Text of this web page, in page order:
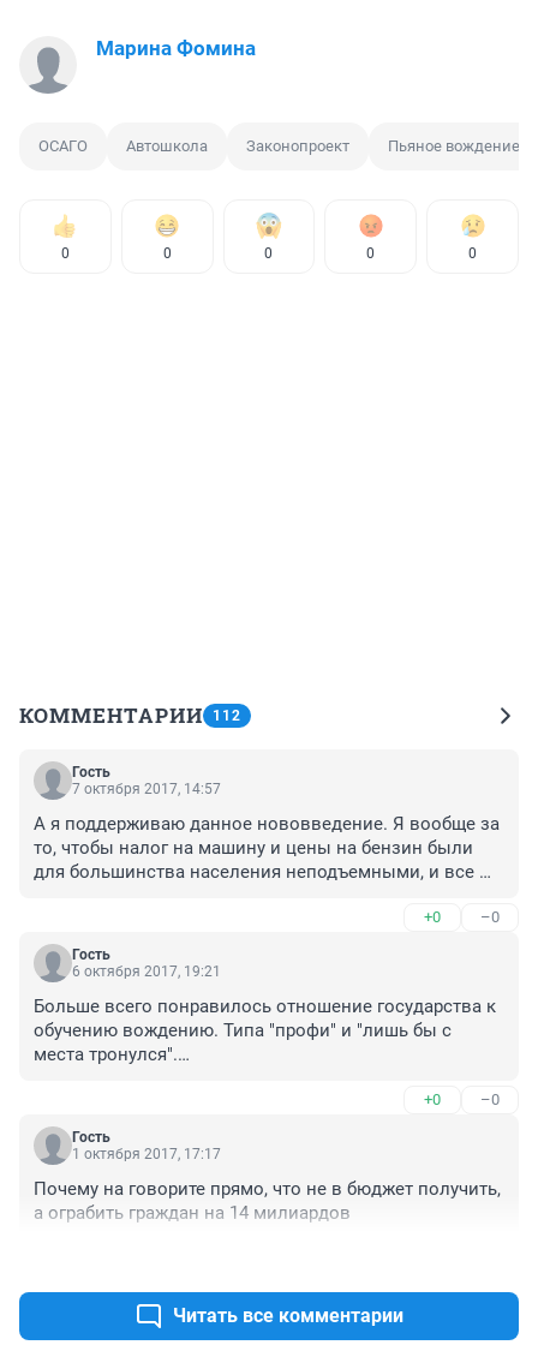
Марина Фомина
ОСАГО Автошкола Законопроект Пьяное вождение
0 0 0 0 0
КОММЕНТАРИИ 112
Гость
7 октября 2017, 14:57
А я поддерживаю данное нововведение. Я вообще за
то, чтобы налог на машину и цены на бензин были
для большинства населения неподъемными, и все
пешком ходить. Ведь главное - что нет войны. И
президент самый лучший.
+0 –0
Гость
6 октября 2017, 19:21
Больше всего понравилось отношение государства к
обучению вождению. Типа "профи" и "лишь бы с
места тронулся".
на дороге! И профи может погибнуть из-за новичка
недоученного...
Ну и кто учится... За те деньги, которые дерут
минимум уверенных водителей! И за эти деньги надо
спрашивать с них ещё в процессе обучения! Если Вам
+0 –0
Гость
1 октября 2017, 17:17
Почему на говорите прямо, что не в бюджет получить,
а ограбить граждан на 14 милиардов
Читать все комментарии